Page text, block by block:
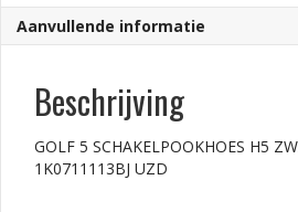
Aanvullende informatie
Beschrijving
GOLF 5 SCHAKELPOOKHOES H5
1K0711113BJ UZD